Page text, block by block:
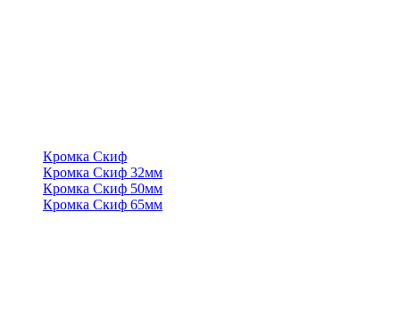
Кромка Скиф
Кромка Скиф 32мм
Кромка Скиф 50мм
Кромка Скиф 65мм